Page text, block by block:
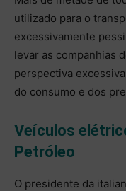
utilizado para o
excessivamente
levar as companhias
perspectiva
do consumo e dos
Veículos
Petróleo
O presidente da